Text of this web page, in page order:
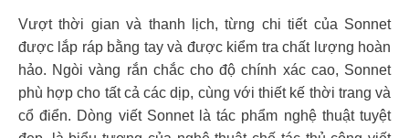
Vượt thời gian và thanh lịch, từng chi tiết của Sonnet
được lắp ráp bằng tay và được kiểm tra chất lượng hoàn
hảo. Ngòi vàng rắn chắc cho độ chính xác cao, Sonnet
phù hợp cho tất cả các dịp, cùng với thiết kế thời trang và
cổ điển. Dòng viết Sonnet là tác phẩm nghệ thuật tuyệt